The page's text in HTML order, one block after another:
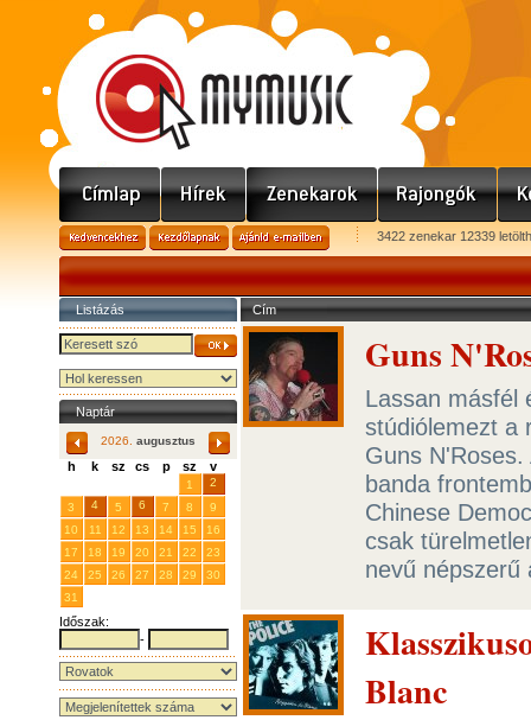
3422 zenekar 12339
Listázás
Naptár
2026. augusztus
h k sz cs p sz v
1
2
3
4 5 6 7 8
9
10
11 12 13 14 15
16
17
18 19 20 21 22
23
24
25 26 27 28 29
30
31
Időszak:
-
Cím
Guns
Lassan másfél
stúdiólemezt a
Guns
banda
Chinese
csak
nevű
Blanc